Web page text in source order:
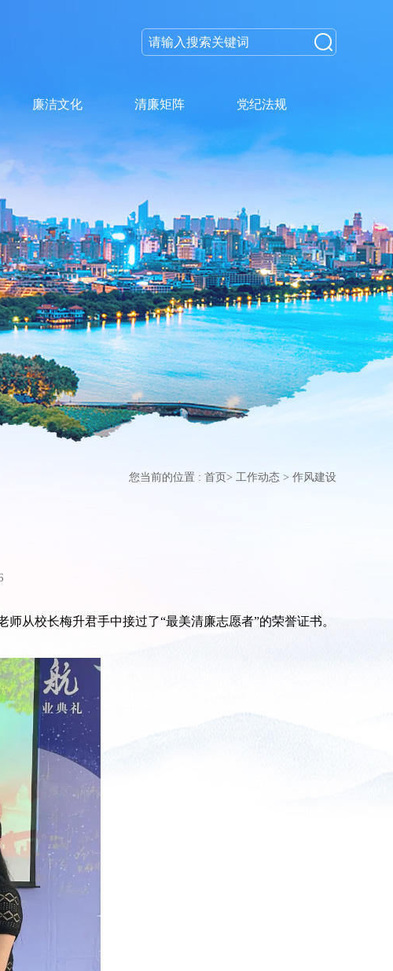
廉洁文化 清廉矩阵 党纪法规
您当前的位置 : 首页 > 工作动态 > 作风建设
从校长梅升君手中接过了“最美清廉志愿者”的荣誉证书。